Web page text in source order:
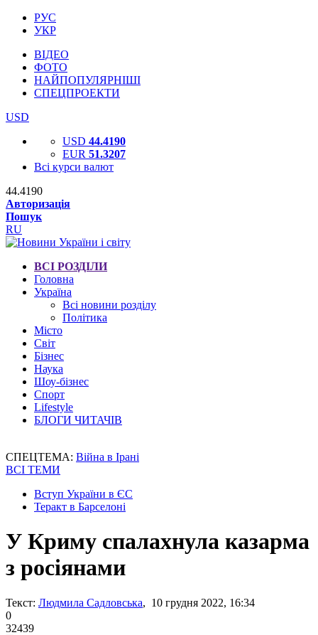
РУС
УКР
ВІДЕО
ФОТО
НАЙПОПУЛЯРНІШІ
СПЕЦПРОЕКТИ
USD
USD 44.4190
EUR 51.3207
Всі курси валют
44.4190
Авторизація
Пошук
RU
ВСІ РОЗДІЛИ
Головна
Україна
Всі новини розділу
Політика
Місто
Світ
Бізнес
Наука
Шоу-бізнес
Спорт
Lifestyle
БЛОГИ ЧИТАЧІВ
СПЕЦТЕМА: Війна в Ірані
ВСІ ТЕМИ
Вступ України в ЄС
Теракт в Барселоні
У Криму спалахнула казарма
з росіянами
Текст: Людмила Садловська, 10 грудня 2022, 16:34
0
32439